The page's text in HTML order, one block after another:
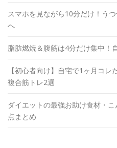
スマホを見ながら10分だけ！う
へ
脂肪燃焼＆腹筋は4分だけ集中！
【初心者向け】自宅で1ヶ月コ
複合筋トレ2選
ダイエットの最強お助け食材・
点まとめ